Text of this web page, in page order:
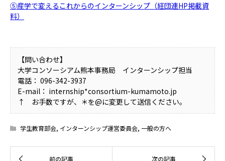
⑤産学で変えるこれからのインターンシップ（経団連HP掲載資
料）
【問い合わせ】
大学コンソーシアム熊本事務局 インターンシップ担当
電話： 096-342-3937
E-mail： internship*consortium-kumamoto.jp
↑ お手数ですが、＊を@に変更して送信ください。
学生教育部会, インターンシップ運営委員会, 一般の方へ